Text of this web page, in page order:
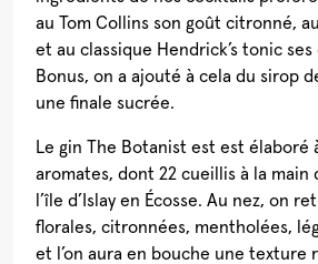
au Tom Collins son goût citronné,
et au classique Hendrick’s tonic
Bonus, on a ajouté à cela du sirop
une finale sucrée.
Le gin The Botanist est est élaboré
aromates, dont 22 cueillis à la
l’île d’Islay en Écosse. Au nez, on
florales, citronnées, mentholées,
et l’on aura en bouche une texture